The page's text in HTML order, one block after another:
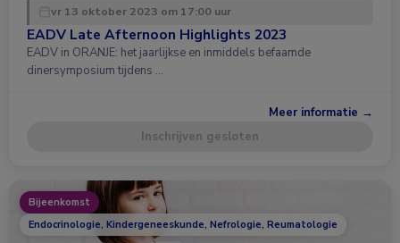
vr 13 oktober 2023 om 17:00 uur
EADV Late Afternoon Highlights 2023
EADV in ORANJE: het jaarlijkse en inmiddels befaamde
dinersymposium tijdens …
Meer informatie →
Inschrijven gesloten
Bijeenkomst
Endocrinologie, Kindergeneeskunde, Nefrologie, Reumatologie